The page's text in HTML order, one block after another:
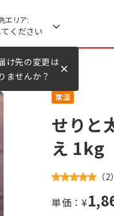
け先の変更は
ませんか？
エリア:
ください
常温
せりと
え 1kg
（2）
単価：¥